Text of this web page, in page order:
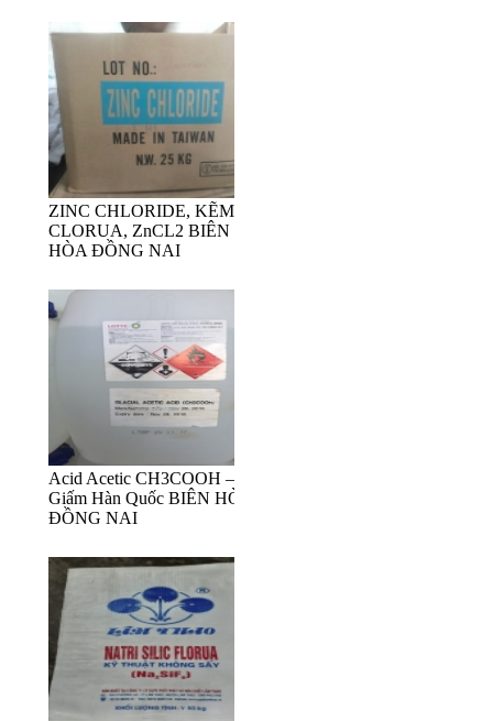
ZINC CHLORIDE, KẼM
CLORUA, ZnCL2 BIÊN
HÒA ĐỒNG NAI
Acid Acetic CH3COOH –
Giấm Hàn Quốc BIÊN HÒA
ĐỒNG NAI